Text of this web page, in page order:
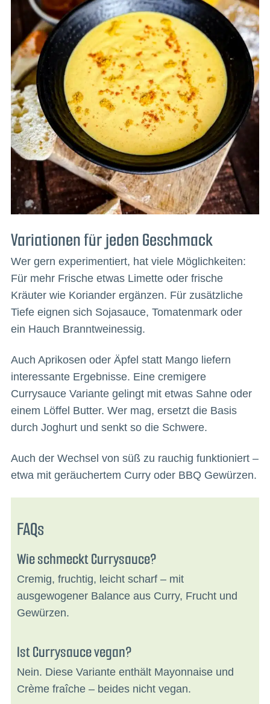
Variationen für jeden Geschmack
Wer gern experimentiert, hat viele Möglichkeiten:
Für mehr Frische etwas Limette oder frische
Kräuter wie Koriander ergänzen. Für zusätzliche
Tiefe eignen sich Sojasauce, Tomatenmark oder
ein Hauch Branntweinessig.
Auch Aprikosen oder Äpfel statt Mango liefern
interessante Ergebnisse. Eine cremigere
Currysauce Variante gelingt mit etwas Sahne oder
einem Löffel Butter. Wer mag, ersetzt die Basis
durch Joghurt und senkt so die Schwere.
Auch der Wechsel von süß zu rauchig funktioniert –
etwa mit geräuchertem Curry oder BBQ Gewürzen.
FAQs
Wie schmeckt Currysauce?
Cremig, fruchtig, leicht scharf – mit
ausgewogener Balance aus Curry, Frucht und
Gewürzen.
Ist Currysauce vegan?
Nein. Diese Variante enthält Mayonnaise und
Crème fraîche – beides nicht vegan.